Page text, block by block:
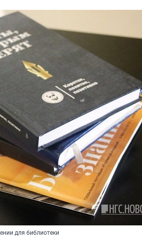
для библиотеки